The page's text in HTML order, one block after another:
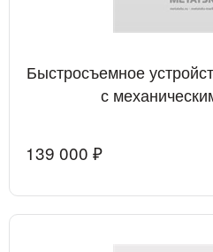
Быстросъемное
с
139 000 ₽